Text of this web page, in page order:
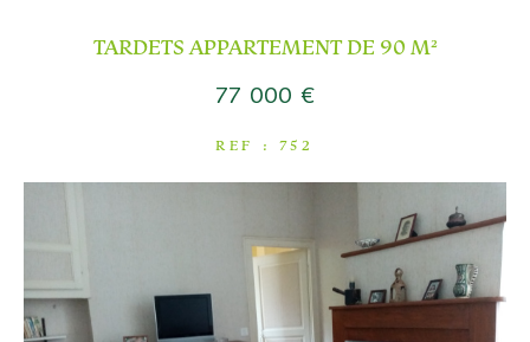
TARDETS APPARTEMENT DE 90 M²
77 000 €
REF : 752
RECHERCHER